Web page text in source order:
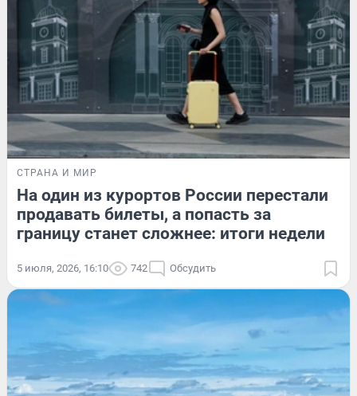
СТРАНА И МИР
На один из курортов России перестали
продавать билеты, а попасть за
границу станет сложнее: итоги недели
5 июля, 2026, 16:10 742 Обсудить